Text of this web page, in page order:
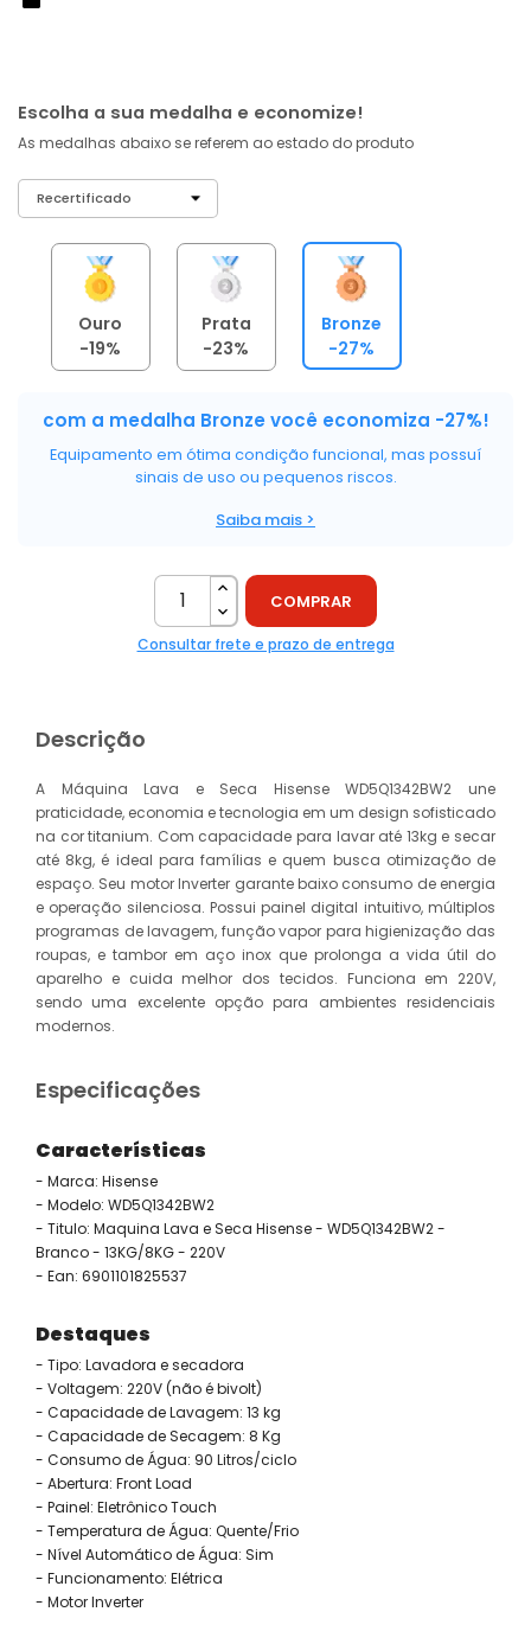
Escolha a sua medalha e economize!
As medalhas abaixo se referem ao estado do produto
Ouro
-19%
Prata
-23%
Bronze
-27%
com a medalha Bronze você economiza -27%!
Equipamento em ótima condição funcional, mas possuí
sinais de uso ou pequenos riscos.
Saiba mais >
COMPRAR
Consultar frete e prazo de entrega
Descrição
A Máquina Lava e Seca Hisense WD5Q1342BW2 une
praticidade, economia e tecnologia em um design sofisticado
na cor titanium. Com capacidade para lavar até 13kg e secar
até 8kg, é ideal para famílias e quem busca otimização de
espaço. Seu motor Inverter garante baixo consumo de energia
e operação silenciosa. Possui painel digital intuitivo, múltiplos
programas de lavagem, função vapor para higienização das
roupas, e tambor em aço inox que prolonga a vida útil do
aparelho e cuida melhor dos tecidos. Funciona em 220V,
sendo uma excelente opção para ambientes residenciais
modernos.
Especificações
Características
- Marca: Hisense
- Modelo: WD5Q1342BW2
- Titulo: Maquina Lava e Seca Hisense - WD5Q1342BW2 -
Branco - 13KG/8KG - 220V
- Ean: 6901101825537
Destaques
- Tipo: Lavadora e secadora
- Voltagem: 220V (não é bivolt)
- Capacidade de Lavagem: 13 kg
- Capacidade de Secagem: 8 Kg
- Consumo de Água: 90 Litros/ciclo
- Abertura: Front Load
- Painel: Eletrônico Touch
- Temperatura de Água: Quente/Frio
- Nível Automático de Água: Sim
- Funcionamento: Elétrica
- Motor Inverter